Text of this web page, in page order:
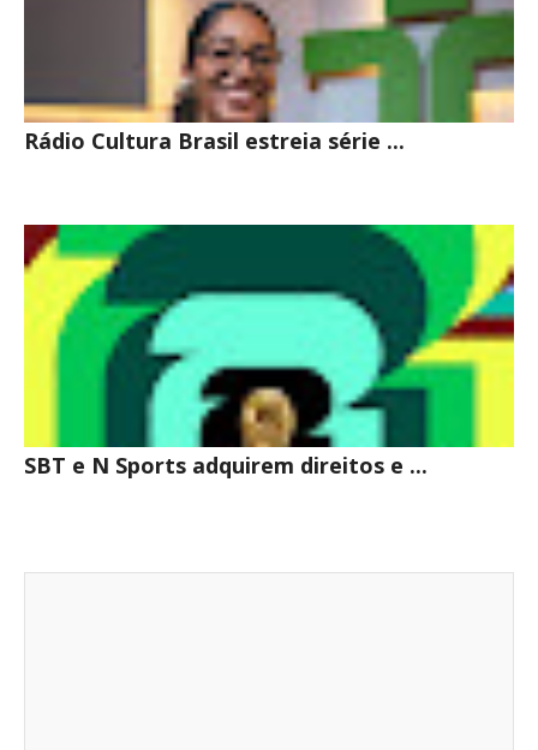
Rádio Cultura Brasil estreia série ...
SBT e N Sports adquirem direitos e ...